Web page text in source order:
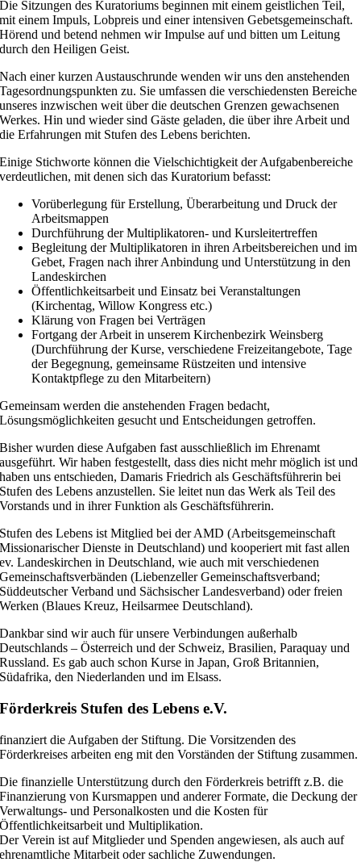
Die Sitzungen des Kuratoriums beginnen mit einem geistlichen Teil,
mit einem Impuls, Lobpreis und einer intensiven Gebetsgemeinschaft.
Hörend und betend nehmen wir Impulse auf und bitten um Leitung
durch den Heiligen Geist.
Nach einer kurzen Austauschrunde wenden wir uns den anstehenden
Tagesordnungspunkten zu. Sie umfassen die verschiedensten Bereiche
unseres inzwischen weit über die deutschen Grenzen gewachsenen
Werkes. Hin und wieder sind Gäste geladen, die über ihre Arbeit und
die Erfahrungen mit Stufen des Lebens berichten.
Einige Stichworte können die Vielschichtigkeit der Aufgabenbereiche
verdeutlichen, mit denen sich das Kuratorium befasst:
Vorüberlegung für Erstellung, Überarbeitung und Druck der
Arbeitsmappen
Durchführung der Multiplikatoren- und Kursleitertreffen
Begleitung der Multiplikatoren in ihren Arbeitsbereichen und im
Gebet, Fragen nach ihrer Anbindung und Unterstützung in den
Landeskirchen
Öffentlichkeitsarbeit und Einsatz bei Veranstaltungen
(Kirchentag, Willow Kongress etc.)
Klärung von Fragen bei Verträgen
Fortgang der Arbeit in unserem Kirchenbezirk Weinsberg
(Durchführung der Kurse, verschiedene Freizeitangebote, Tage
der Begegnung, gemeinsame Rüstzeiten und intensive
Kontaktpflege zu den Mitarbeitern)
Gemeinsam werden die anstehenden Fragen bedacht,
Lösungsmöglichkeiten gesucht und Entscheidungen getroffen.
Bisher wurden diese Aufgaben fast ausschließlich im Ehrenamt
ausgeführt. Wir haben festgestellt, dass dies nicht mehr möglich ist und
haben uns entschieden, Damaris Friedrich als Geschäftsführerin bei
Stufen des Lebens anzustellen. Sie leitet nun das Werk als Teil des
Vorstands und in ihrer Funktion als Geschäftsführerin.
Stufen des Lebens ist Mitglied bei der AMD (Arbeitsgemeinschaft
Missionarischer Dienste in Deutschland) und kooperiert mit fast allen
ev. Landeskirchen in Deutschland, wie auch mit verschiedenen
Gemeinschaftsverbänden (Liebenzeller Gemeinschaftsverband;
Süddeutscher Verband und Sächsischer Landesverband) oder freien
Werken (Blaues Kreuz, Heilsarmee Deutschland).
Dankbar sind wir auch für unsere Verbindungen außerhalb
Deutschlands – Österreich und der Schweiz, Brasilien, Paraquay und
Russland. Es gab auch schon Kurse in Japan, Groß Britannien,
Südafrika, den Niederlanden und im Elsass.
Förderkreis Stufen des Lebens e.V.
finanziert die Aufgaben der Stiftung. Die Vorsitzenden des
Förderkreises arbeiten eng mit den Vorständen der Stiftung zusammen.
Die finanzielle Unterstützung durch den Förderkreis betrifft z.B. die
Finanzierung von Kursmappen und anderer Formate, die Deckung der
Verwaltungs- und Personalkosten und die Kosten für
Öffentlichkeitsarbeit und Multiplikation.
Der Verein ist auf Mitglieder und Spenden angewiesen, als auch auf
ehrenamtliche Mitarbeit oder sachliche Zuwendungen.